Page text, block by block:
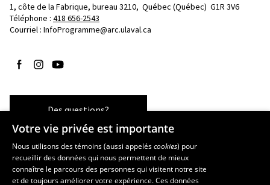
1, côte de la Fabrique, bureau 3210, Québec (Québec)  G1R 3V6
Téléphone : 418 656-2543
Courriel : InfoProgramme@arc.ulaval.ca
Suivez-nous sur Facebook
Suivez-nous sur Instagram
Suivez-nous sur YouTube
Des questions?
Les écoles et la recherche
École d’art
Votre vie privée est importante
Nous utilisons des témoins (aussi appeléscookies) pour
recueillir des données qui nous permettent de mieux
connaître le parcours des personnes qui visitent notre site
et de toujours améliorer votre expérience. Ces données